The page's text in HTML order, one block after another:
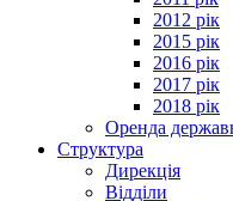
2012 рік
2015 рік
2016 рік
2017 рік
2018 рік
Оренда
Структура
Дирекція
Відділи